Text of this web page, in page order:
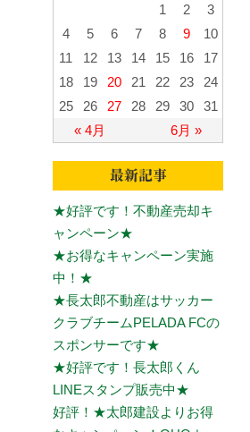
« 4月 6月 »
1 2
3
4
5 6 7 8 9
10
11
12 13 14 15 16
17
18
19 20 21 22 23
24
25
26 27 28 29 30 31
★好評です！不動産売却キ
ャンペーン★
★お得なキャンペーン実施
中！★
★長太郎不動産はサッカー
クラブチームPELADA FCの
スポンサーです★
★好評です！長太郎くん
LINEスタンプ販売中★
好評！★太郎建設よりお得